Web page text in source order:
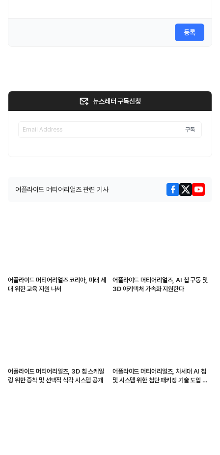
등록
뉴스레터 구독신청
구독
어플라이드 머티어리얼즈 관련 기사
어플라이드 머티어리얼즈 코리아, 미래 세
대 위한 교육 지원 나서
어플라이드 머티어리얼즈, AI 칩 구동 및
3D 아키텍처 가속화 지원한다
어플라이드 머티어리얼즈, 3D 칩 스케일
링 위한 증착 및 선택적 식각 시스템 공개
어플라이드 머티어리얼즈, 차세대 AI 칩
및 시스템 위한 첨단 패키징 기술 도입 가